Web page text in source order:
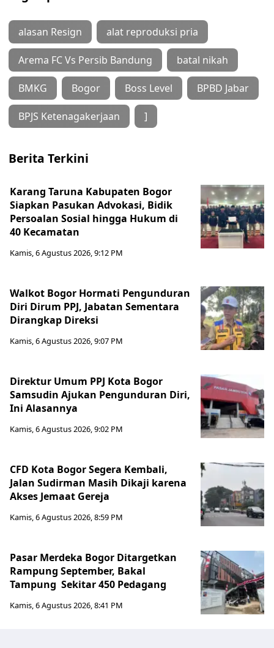
alasan Resign alat reproduksi pria
Arema FC Vs Persib Bandung batal nikah
BMKG Bogor Boss Level BPBD Jabar
BPJS Ketenagakerjaan ]
Berita Terkini
Karang Taruna Kabupaten Bogor
Siapkan Pasukan Advokasi, Bidik
Persoalan Sosial hingga Hukum di
40 Kecamatan
Kamis, 6 Agustus 2026, 9:12 PM
Walkot Bogor Hormati Pengunduran
Diri Dirum PPJ, Jabatan Sementara
Dirangkap Direksi
Kamis, 6 Agustus 2026, 9:07 PM
Direktur Umum PPJ Kota Bogor
Samsudin Ajukan Pengunduran Diri,
Ini Alasannya
Kamis, 6 Agustus 2026, 9:02 PM
CFD Kota Bogor Segera Kembali,
Jalan Sudirman Masih Dikaji karena
Akses Jemaat Gereja
Kamis, 6 Agustus 2026, 8:59 PM
Pasar Merdeka Bogor Ditargetkan
Rampung September, Bakal
Tampung Sekitar 450 Pedagang
Kamis, 6 Agustus 2026, 8:41 PM